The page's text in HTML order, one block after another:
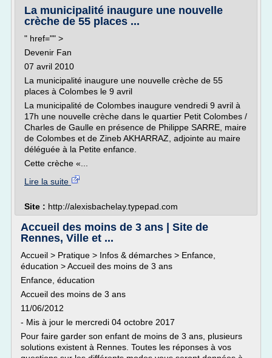
La municipalité inaugure une nouvelle
crèche de 55 places ...
" href="" >
Devenir Fan
07 avril 2010
La municipalité inaugure une nouvelle crèche de 55
places à Colombes le 9 avril
La municipalité de Colombes inaugure vendredi 9 avril à
17h une nouvelle crèche dans le quartier Petit Colombes /
Charles de Gaulle en présence de Philippe SARRE, maire
de Colombes et de Zineb AKHARRAZ, adjointe au maire
déléguée à la Petite enfance.
Cette crèche «...
Lire la suite
Site : http://alexisbachelay.typepad.com
Accueil des moins de 3 ans | Site de
Rennes, Ville et ...
Accueil > Pratique > Infos & démarches > Enfance,
éducation > Accueil des moins de 3 ans
Enfance, éducation
Accueil des moins de 3 ans
11/06/2012
- Mis à jour le mercredi 04 octobre 2017
Pour faire garder son enfant de moins de 3 ans, plusieurs
solutions existent à Rennes. Toutes les réponses à vos